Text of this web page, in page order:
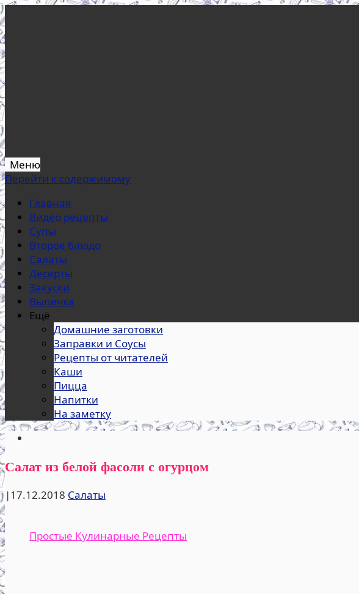
Простые Кулинарные Рецепты
Меню
Перейти к содержимому
Главная
Видео рецепты
Супы
Второе блюдо
Салаты
Десерты
Закуски
Выпечка
Ещё
Домашние заготовки
Заправки и Соусы
Рецепты от читателей
Каши
Пицца
Напитки
На заметку
Салат из белой фасоли с огурцом
|17.12.2018 Салаты